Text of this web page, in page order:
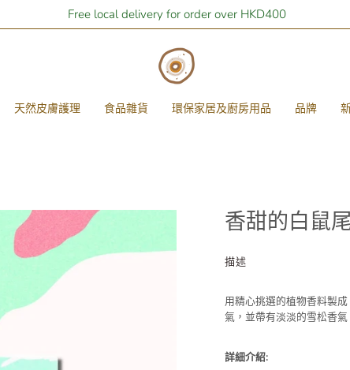
Free local delivery for order over HKD400
天然皮膚護理 食品雜貨 環保家居及廚房用品 品牌
香甜的白鼠
描述
用精心挑選的植物香料製
氣，並帶有淡淡的雪松香氣
詳細介紹: